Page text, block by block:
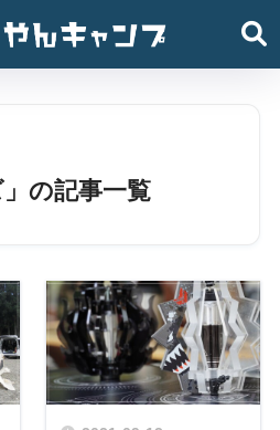
」の記事一覧